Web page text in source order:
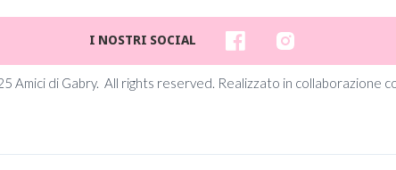
I NOSTRI SOCIAL
Amici di Gabry. All rights reserved. Realizzato in collaborazione